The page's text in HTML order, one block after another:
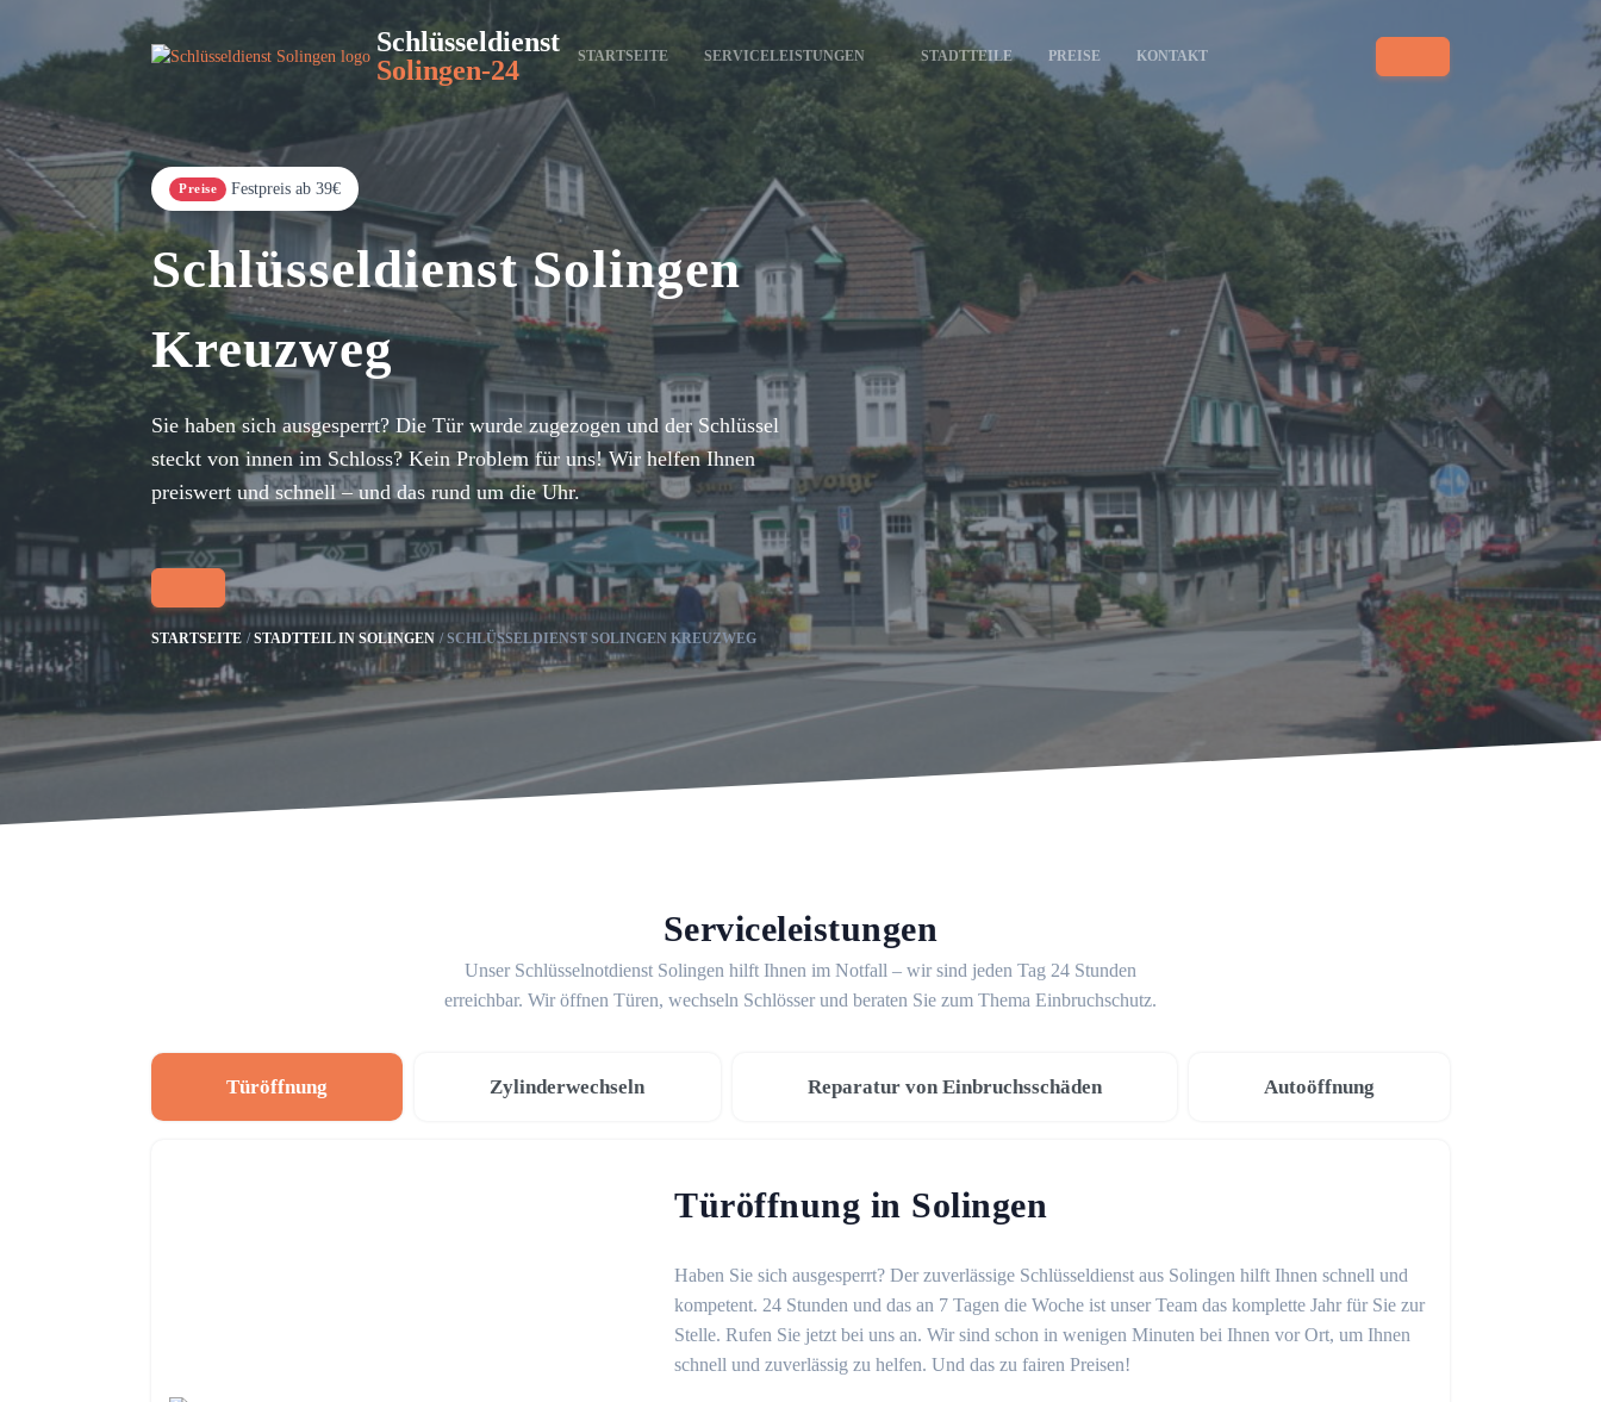
Schlüsseldienst
Solingen-24
STARTSEITE SERVICELEISTUNGEN STADTTEILE PREISE KONTAKT
Preise Festpreis ab 39€
Schlüsseldienst Solingen
Kreuzweg
Sie haben sich ausgesperrt? Die Tür wurde zugezogen und der Schlüssel
steckt von innen im Schloss? Kein Problem für uns! Wir helfen Ihnen
preiswert und schnell – und das rund um die Uhr.
STARTSEITE STADTTEIL IN SOLINGEN SCHLÜSSELDIENST SOLINGEN KREUZWEG
Serviceleistungen
Unser Schlüsselnotdienst Solingen hilft Ihnen im Notfall – wir sind jeden Tag 24 Stunden
erreichbar. Wir öffnen Türen, wechseln Schlösser und beraten Sie zum Thema Einbruchschutz.
Türöffnung Zylinderwechseln Reparatur von Einbruchsschäden Autoöffnung
Türöffnung in Solingen
Haben Sie sich ausgesperrt? Der zuverlässige Schlüsseldienst aus Solingen hilft Ihnen schnell und
kompetent. 24 Stunden und das an 7 Tagen die Woche ist unser Team das komplette Jahr für Sie zur
Stelle. Rufen Sie jetzt bei uns an. Wir sind schon in wenigen Minuten bei Ihnen vor Ort, um Ihnen
schnell und zuverlässig zu helfen. Und das zu fairen Preisen!